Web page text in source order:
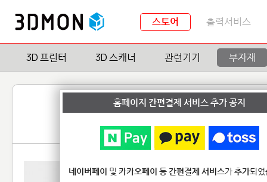
스토어 출력서비스
3D 프린터 3D 스캐너 관련기기 부자재
홈페이지 간편결제 서비스 추가 공지
네이버페이 및 카카오페이 등간편결제 서비스가추가되